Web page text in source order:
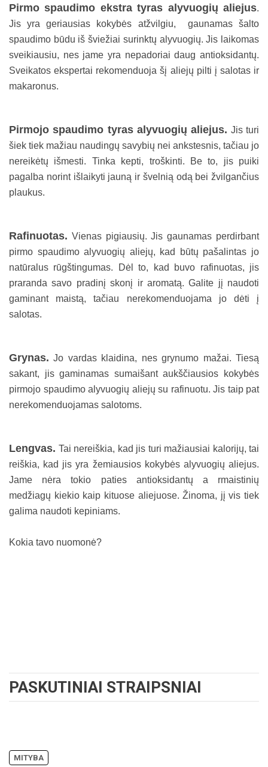
Pirmo spaudimo ekstra tyras alyvuogių aliejus.
Jis yra geriausias kokybės atžvilgiu, gaunamas šalto
spaudimo būdu iš šviežiai surinktų alyvuogių. Jis laikomas
sveikiausiu, nes jame yra nepadoriai daug antioksidantų.
Sveikatos ekspertai rekomenduoja šį aliejų pilti į salotas ir
makaronus.
Pirmojo spaudimo tyras alyvuogių aliejus. Jis turi
šiek tiek mažiau naudingų savybių nei ankstesnis, tačiau jo
nereikėtų išmesti. Tinka kepti, troškinti. Be to, jis puiki
pagalba norint išlaikyti jauną ir švelnią odą bei žvilgančius
plaukus.
Rafinuotas. Vienas pigiausių. Jis gaunamas perdirbant
pirmo spaudimo alyvuogių aliejų, kad būtų pašalintas jo
natūralus rūgštingumas. Dėl to, kad buvo rafinuotas, jis
praranda savo pradinį skonį ir aromatą. Galite jį naudoti
gaminant maistą, tačiau nerekomenduojama jo dėti į
salotas.
Grynas. Jo vardas klaidina, nes grynumo mažai. Tiesą
sakant, jis gaminamas sumaišant aukščiausios kokybės
pirmojo spaudimo alyvuogių aliejų su rafinuotu. Jis taip pat
nerekomenduojamas salotoms.
Lengvas. Tai nereiškia, kad jis turi mažiausiai kalorijų, tai
reiškia, kad jis yra žemiausios kokybės alyvuogių aliejus.
Jame nėra tokio paties antioksidantų a rmaistinių
medžiagų kiekio kaip kituose aliejuose. Žinoma, jį vis tiek
galima naudoti kepiniams.
Kokia tavo nuomonė?
PASKUTINIAI STRAIPSNIAI
MITYBA